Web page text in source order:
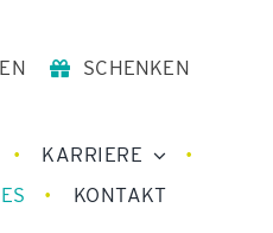
SCHENKEN
KARRIERE
KONTAKT